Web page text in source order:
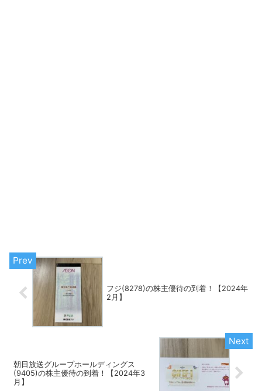
フジ(8278)の株主優待の到着！【2024年
2月】
朝日放送グループホールディングス
(9405)の株主優待の到着！【2024年3
月】